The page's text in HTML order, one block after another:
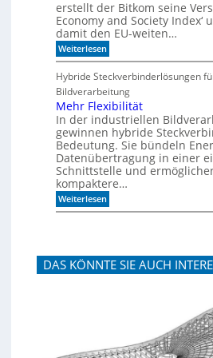
i
k
p
a
n
e
l
h
o
n
a
n
o
r
g
e
n
b
a
u
e
n
erstellt der Bitkom seine
Economy and Society Index‘
damit den EU-weiten…
Weiterlesen:
D
u
t
s
c
h
l
a
n
d
i
m
B
i
m
-
n
Hybride Steckverbinderlösungen
Bildverarbeitung
Mehr Flexibilität
In der industriellen
gewinnen hybride
Bedeutung. Sie bündeln
Datenübertragung in einer
Schnittstelle und
kompaktere…
Weiterlesen:
M
F
l
e
t
DAS KÖNNTE SIE AUCH